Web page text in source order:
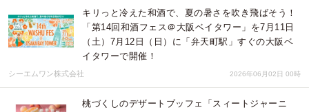
キリっと冷えた和酒で、夏の暑さを吹き飛ばそう！
「第14回和酒フェス＠大阪ベイタワー」を7月11日
（土）7月12日（日）に「弁天町駅」すぐの大阪ベ
イタワーで開催！
シーエムワン株式会社 2026年06月02日 00時
桃づくしのデザートブッフェ「スィートジャーニ